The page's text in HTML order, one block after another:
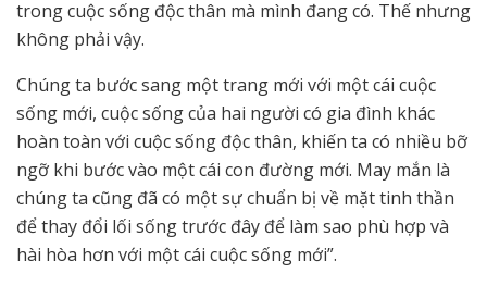
trong cuộc sống độc thân mà mình đang có. Thế nhưng
không phải vậy.
Chúng ta bước sang một trang mới với một cái cuộc
sống mới, cuộc sống của hai người có gia đình khác
hoàn toàn với cuộc sống độc thân, khiến ta có nhiều bỡ
ngỡ khi bước vào một cái con đường mới. May mắn là
chúng ta cũng đã có một sự chuẩn bị về mặt tinh thần
để thay đổi lối sống trước đây để làm sao phù hợp và
hài hòa hơn với một cái cuộc sống mới”.